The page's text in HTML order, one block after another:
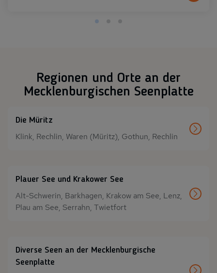
Regionen und Orte an der
Mecklenburgischen Seenplatte
Die Müritz
Klink, Rechlin, Waren (Müritz), Gothun, Rechlin
Plauer See und Krakower See
Alt-Schwerin, Barkhagen, Krakow am See, Lenz,
Plau am See, Serrahn, Twietfort
Diverse Seen an der Mecklenburgische
Seenplatte